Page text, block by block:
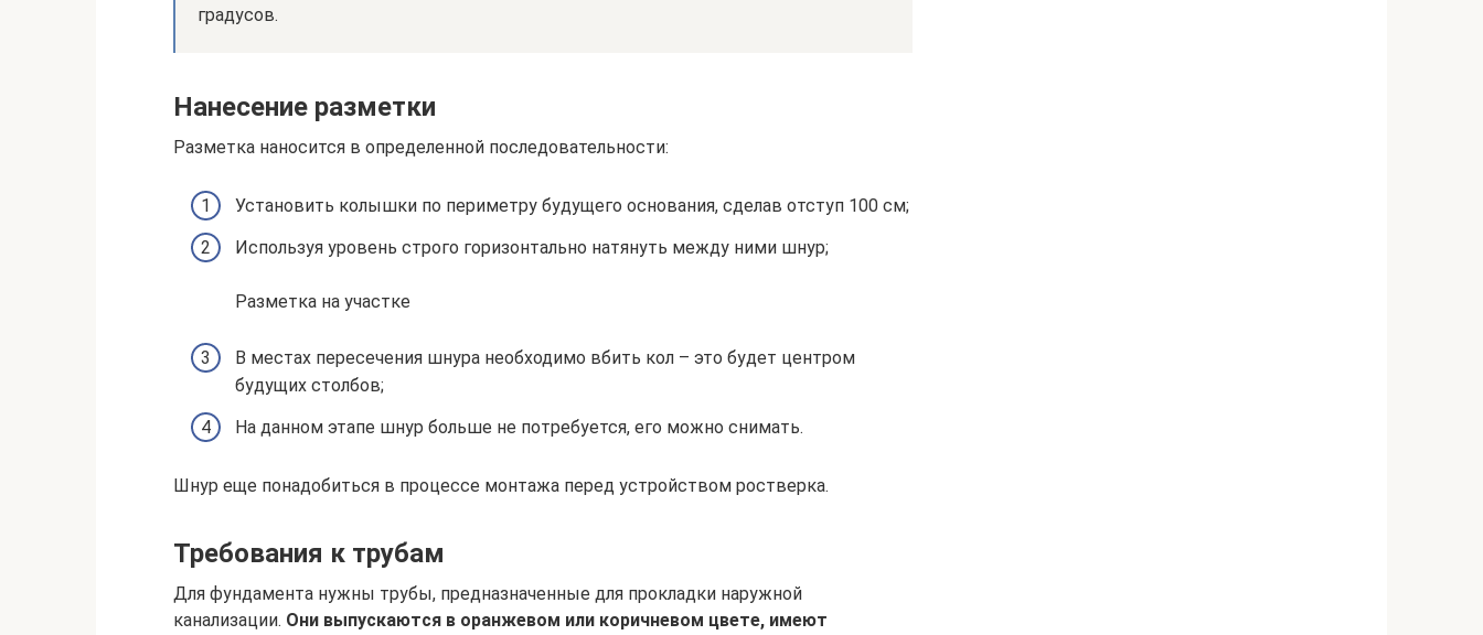
градусов.
Нанесение разметки
Разметка наносится в определенной последовательности:
Установить колышки по периметру будущего основания, сделав отступ 100 см;
Используя уровень строго горизонтально натянуть между ними шнур;
Разметка на участке
В местах пересечения шнура необходимо вбить кол – это будет центром
будущих столбов;
На данном этапе шнур больше не потребуется, его можно снимать.
Шнур еще понадобиться в процессе монтажа перед устройством ростверка.
Требования к трубам
Для фундамента нужны трубы, предназначенные для прокладки наружной
канализации. Они выпускаются в оранжевом или коричневом цвете, имеют